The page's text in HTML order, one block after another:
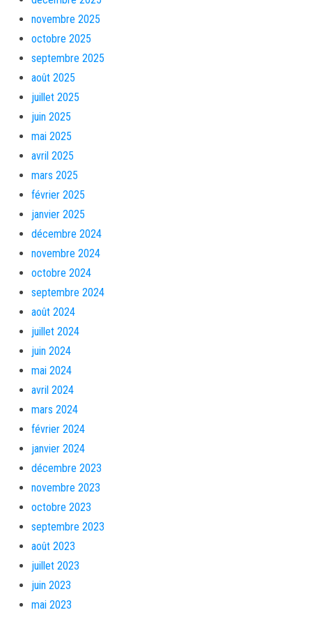
novembre 2025
octobre 2025
septembre 2025
août 2025
juillet 2025
juin 2025
mai 2025
avril 2025
mars 2025
février 2025
janvier 2025
décembre 2024
novembre 2024
octobre 2024
septembre 2024
août 2024
juillet 2024
juin 2024
mai 2024
avril 2024
mars 2024
février 2024
janvier 2024
décembre 2023
novembre 2023
octobre 2023
septembre 2023
août 2023
juillet 2023
juin 2023
mai 2023